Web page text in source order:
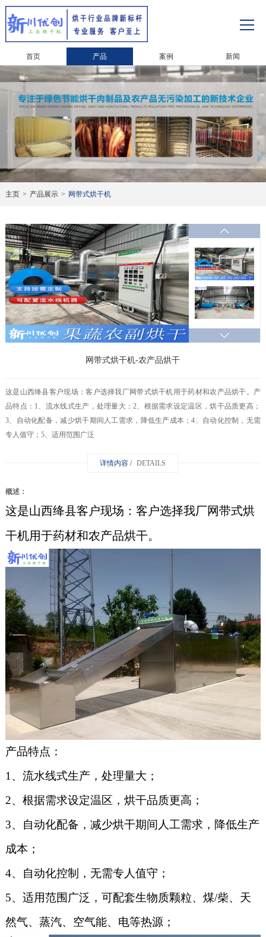
首页 产品 案例 新闻
主页 > 产品展示 > 网带式烘干机
网带式烘干机-农产品烘干
这是山西绛县客户现场：客户选择我厂网带式烘干机用于药材和农产品烘干。产
品特点：1、流水线式生产，处理量大；2、根据需求设定温区，烘干品质更高；
3、自动化配备，减少烘干期间人工需求，降低生产成本；4、自动化控制，无需
专人值守；5、适用范围广泛
详情内容 / DETAILS
概述：
这是山西绛县客户现场：客户选择我厂网带式烘
干机用于药材和农产品烘干。
产品特点：
1、流水线式生产，处理量大；
2、根据需求设定温区，烘干品质更高；
3、自动化配备，减少烘干期间人工需求，降低生产
成本；
4、自动化控制，无需专人值守；
5、 适用范围广泛，可配套生物质颗粒、煤/柴、天
然气、蒸汽、空气能、电等热源；